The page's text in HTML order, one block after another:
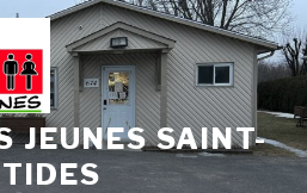
JEUNES SAINT-